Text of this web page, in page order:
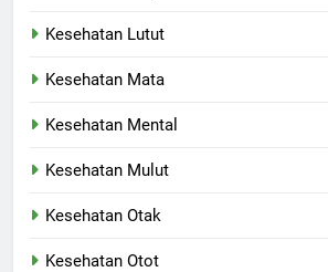
Kesehatan Lutut
Kesehatan Mata
Kesehatan Mental
Kesehatan Mulut
Kesehatan Otak
Kesehatan Otot